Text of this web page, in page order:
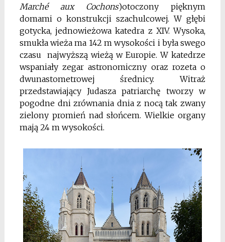
Marché aux Cochons)otoczony pięknym
domami o konstrukcji szachulcowej. W głębi
gotycka, jednowieżowa katedra z XIV. Wysoka,
smukła wieża ma 142 m wysokości i była swego
czasu najwyższą wieżą w Europie. W katedrze
wspaniały zegar astronomiczny oraz rozetao
dwunastometrowej średnicy. Witraż
przedstawiający Judasza patriarchę tworzy w
pogodne dni zrównania dnia z nocą tak zwany
zielony promień nad słońcem. Wielkie organy
mają 24 m wysokości.